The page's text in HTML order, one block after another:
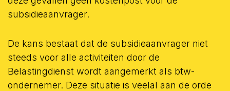
subsidieaanvrager.
De kans bestaat dat de subsidieaanvrager niet
steeds voor alle activiteiten door de
Belastingdienst wordt aangemerkt als btw-
ondernemer. Deze situatie is veelal aan de orde